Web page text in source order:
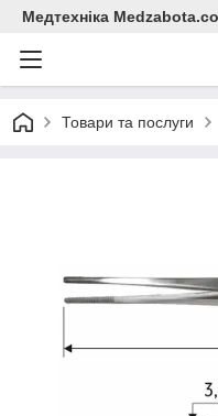
Медтехніка
Товари та послуги